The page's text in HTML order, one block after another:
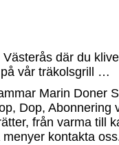
där du
vår träkolsgrill …
Marin Doner
Dop,
från varma till
kontakta